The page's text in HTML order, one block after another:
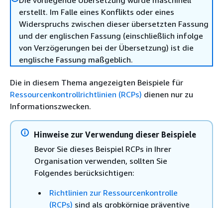
erstellt. Im Falle eines Konflikts oder eines
Widerspruchs zwischen dieser übersetzten Fassung
und der englischen Fassung (einschließlich infolge
von Verzögerungen bei der Übersetzung) ist die
englische Fassung maßgeblich.
Die in diesem Thema angezeigten Beispiele für
Ressourcenkontrollrichtlinien (RCPs) dienen nur zu
Informationszwecken.
Hinweise zur Verwendung dieser Beispiele
Bevor Sie dieses Beispiel RCPs in Ihrer
Organisation verwenden, sollten Sie
Folgendes berücksichtigen:
Richtlinien zur Ressourcenkontrolle
(RCPs) sind als grobkörnige präventive